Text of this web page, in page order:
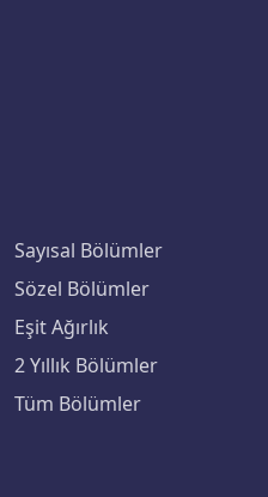
Sayısal Bölümler
Sözel Bölümler
Eşit Ağırlık
2 Yıllık Bölümler
Tüm Bölümler